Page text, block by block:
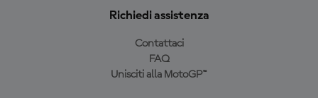
Richiedi assistenza
Contattaci
FAQ
Unisciti alla MotoGP™